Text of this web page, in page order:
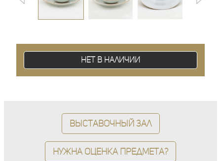
Нет в наличии
Выставочный зал
Нужна оценка предмета?